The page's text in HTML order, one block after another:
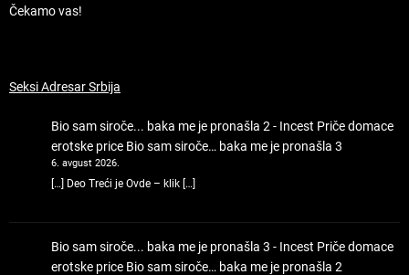
Čekamo vas!
Seksi Adresar Srbija
Bio sam siroče... baka me je pronašla 2 - Incest Priče domace
erotske price Bio sam siroče… baka me je pronašla 3
6. avgust 2026.
[…] Deo Treći je Ovde – klik […]
Bio sam siroče... baka me je pronašla 3 - Incest Priče domace
erotske price Bio sam siroče… baka me je pronašla 2